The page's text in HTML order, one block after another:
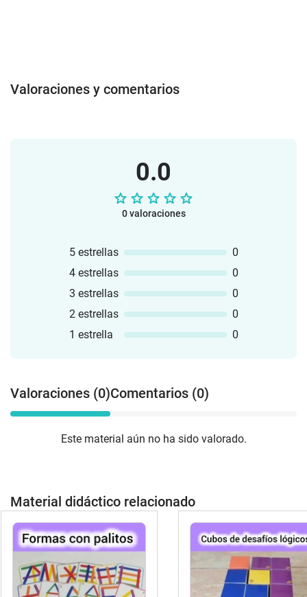
Valoraciones y comentarios
0.0
0 valoraciones
5 estrellas
0
4 estrellas
0
3 estrellas
0
2 estrellas
0
1 estrella
0
Valoraciones (0)Comentarios (0)
Este material aún no ha sido valorado.
Material didáctico relacionado